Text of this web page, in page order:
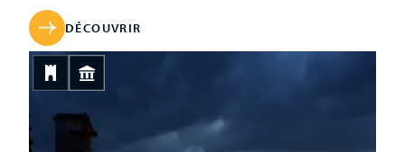
précieux mobilier transmis de génération en génération.
Fait assez rare, elle a conservé l’ensemble de ses éléments
défensifs, constituant ainsi un précieux […]
DÉCOUVRIR